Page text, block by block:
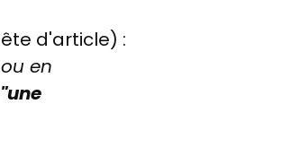
d'article) :
en
"une